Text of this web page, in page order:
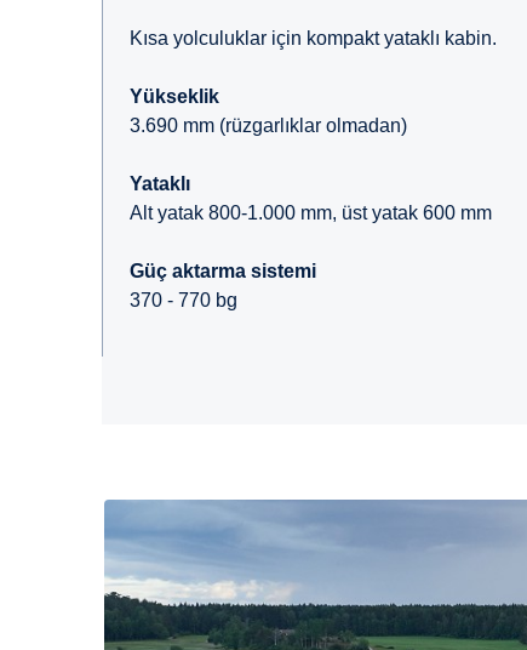
Kısa yolculuklar için kompakt yataklı kabin.
Yükseklik
3.690 mm (rüzgarlıklar olmadan)
Yataklı
Alt yatak 800-1.000 mm, üst yatak 600 mm
Güç aktarma sistemi
370 - 770 bg